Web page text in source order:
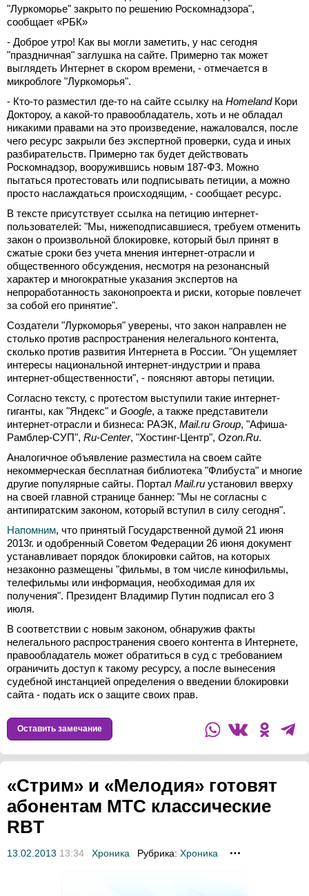
"Луркоморье" закрыто по решению Роскомнадзора",
сообщает «РБК»
- Доброе утро! Как вы могли заметить, у нас сегодня
"праздничная" заглушка на сайте. Примерно так может
выглядеть Интернет в скором времени, - отмечается в
микроблоге "Луркоморья".
- Кто-то разместил где-то на сайте ссылку на HomelandКори
Доктороу, а какой-то правообладатель, хоть и не обладал
никакими правами на это произведение, нажаловался, после
чего ресурс закрыли без экспертной проверки, суда и иных
разбирательств. Примерно так будет действовать
Роскомнадзор, вооружившись новым 187-ФЗ. Можно
пытаться протестовать или подписывать петиции, а можно
просто наслаждаться происходящим, - сообщает ресурс.
В тексте присутствует ссылка на петицию интернет-
пользователей: "Мы, нижеподписавшиеся, требуем отменить
закон о произвольной блокировке, который был принят в
сжатые сроки без учета мнения интернет-отрасли и
общественного обсуждения, несмотря на резонансный
характер и многократные указания экспертов на
непроработанность законопроекта и риски, которые повлечет
за собой его принятие".
Создатели "Луркоморья" уверены, что закон направлен не
столько против распространения нелегального контента,
сколько против развития Интернета в России. "Он ущемляет
интересы национальной интернет-индустрии и права
интернет-общественности", - поясняют авторы петиции.
Согласно тексту, с протестом выступили такие интернет-
гиганты, как "Яндекс" и Google, а также представители
интернет-отрасли и бизнеса: РАЭК, Mail.ru Group, "Афиша-
Рамблер-СУП", Ru-Center, "Хостинг-Центр", Ozon.Ru.
Аналогичное объявление разместила на своем сайте
некоммерческая бесплатная библиотека "Флибуста" и многие
другие популярные сайты. Портал Mail.ru установил вверху
на своей главной странице баннер: "Мы не согласны с
антипиратским законом, который вступил в силу сегодня".
Напомним, что принятый Государственной думой 21 июня
2013г. и одобренный Советом Федерации 26 июня документ
устанавливает порядок блокировки сайтов, на которых
незаконно размещены "фильмы, в том числе кинофильмы,
телефильмы или информация, необходимая для их
получения". Президент Владимир Путин подписал его 3
июля.
В соответствии с новым законом, обнаружив факты
нелегального распространения своего контента в Интернете,
правообладатель может обратиться в суд с требованием
ограничить доступ к такому ресурсу, а после вынесения
судебной инстанцией определения о введении блокировки
сайта - подать иск о защите своих прав.
Оставить замечание
«Стрим» и «Мелодия» готовят
абонентам МТС классические
RBT
13.02.2013 13:34 Хроника Рубрика: Хроника